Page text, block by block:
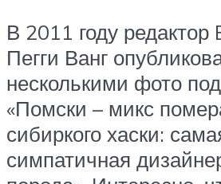
В 2011 году редактор
Пегги Ванг
несколькими фото
«Помски – микс
сибиркого хаски:
симпатичная